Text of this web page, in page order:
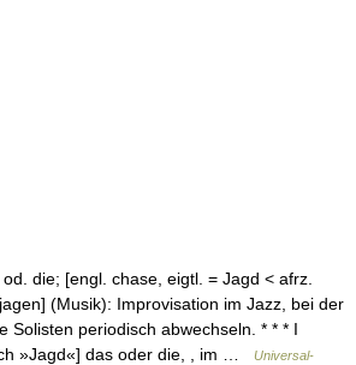
die; [engl. chase, eigtl. = Jagd < afrz.
(Musik): Improvisation im Jazz, bei der
Solisten periodisch abwechseln. * * * I
»Jagd«] das oder die, , im …
Universal-